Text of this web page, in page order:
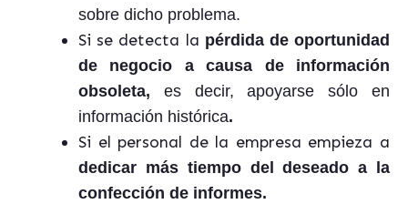
sobre dicho problema.
Si se detecta la pérdida de oportunidad
de negocio a causa de información
obsoleta, es decir, apoyarse sólo en
información histórica.
Si el personal de la empresa empieza a
dedicar más tiempo del deseado a la
confección de informes.